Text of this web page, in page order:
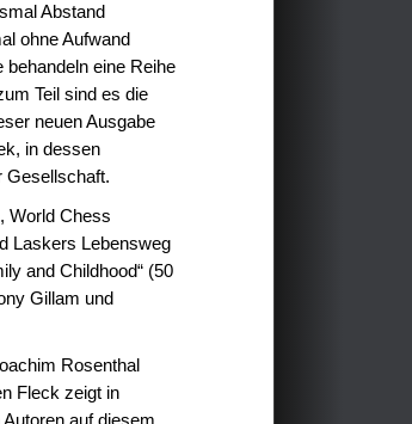
Abstand
ohne Aufwand
eine Reihe
Teil sind es die
neuen Ausgabe
in dessen
Gesellschaft.
World Chess
Laskers Lebensweg
and Childhood“ (50
Gillam und
Rosenthal
Fleck zeigt in